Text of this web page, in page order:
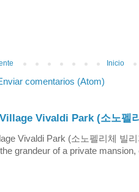
Inicio
comentarios (Atom)
Vivaldi Park (소노펠
Vivaldi Park (소노펠리체 빌
grandeur of a private